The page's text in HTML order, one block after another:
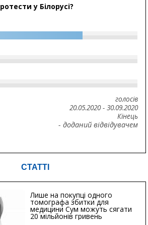
у Білорусі?
голосів
20.05.2020- 30.09.2020
Кінець
- доданий відвідувачем
СТАТТІ
Лише на покупці одного
томографа збитки для
медицини Сум можуть сягати
20 мільйонів гривень